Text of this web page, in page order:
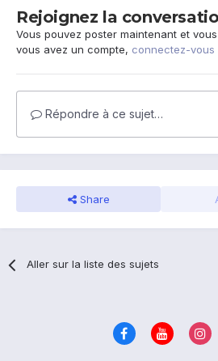
Rejoignez la
Vous pouvez poster maintenant et
vous avez un compte, connectez-vous
Répondre à ce sujet…
Share
Aller sur la liste des sujets